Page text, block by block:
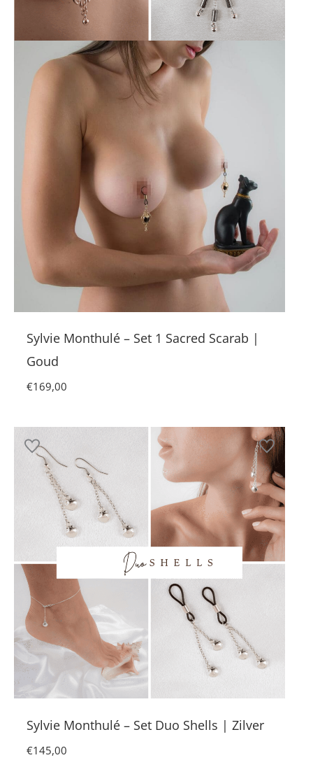
Sylvie Monthulé – Set 1 Sacred Scarab |
Goud
€169,00
Sylvie Monthulé – Set Duo Shells | Zilver
€145,00